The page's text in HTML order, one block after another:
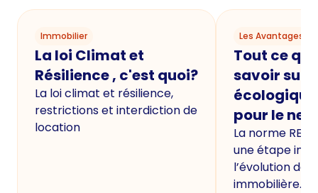
Immobilier
La loi Climat et
Résilience , c'est quoi?
La loi climat et résilience,
restrictions et interdiction de
location
Les Avantages
Tout ce
savoir sur
écologique
pour le
La norme
une étape
l’évolution de
immobilière.